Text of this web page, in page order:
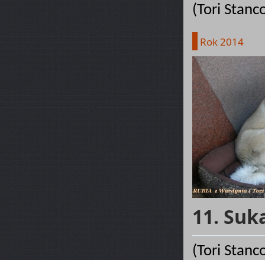
(Tori
Rok 2014
11.
(Tori